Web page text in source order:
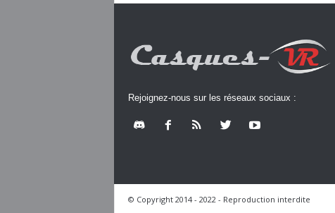
Rejoignez-nous sur les réseaux sociaux :
© Copyright 2014 - 2022 - Reproduction interdite